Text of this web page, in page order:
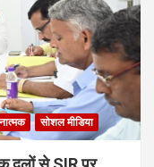
सोशल मीडिया